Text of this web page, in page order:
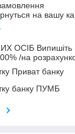
на вашу
ОСІБ Випишіть
/на
Приват банку
банку ПУМБ